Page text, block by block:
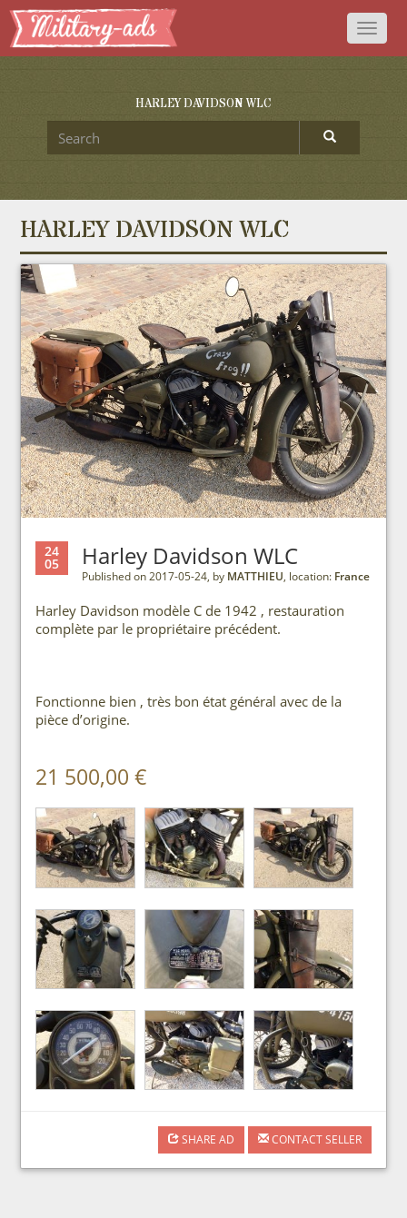
Toggle
HARLEY DAVIDSON WLC
HARLEY DAVIDSON WLC
24
05 Harley Davidson WLC
Published on 2017-05-24, by MATTHIEU, location: France
Harley Davidson modèle C de 1942 , restauration
complète par le propriétaire précédent.
Fonctionne bien , très bon état général avec de la
pièce d’origine.
21 500,00 €
SHARE AD CONTACT SELLER